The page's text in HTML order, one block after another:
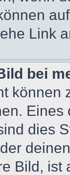
Link
bei
können
dies
Bild, ist